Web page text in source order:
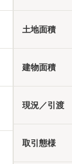
土地面積
建物面積
現況／引渡
取引態様